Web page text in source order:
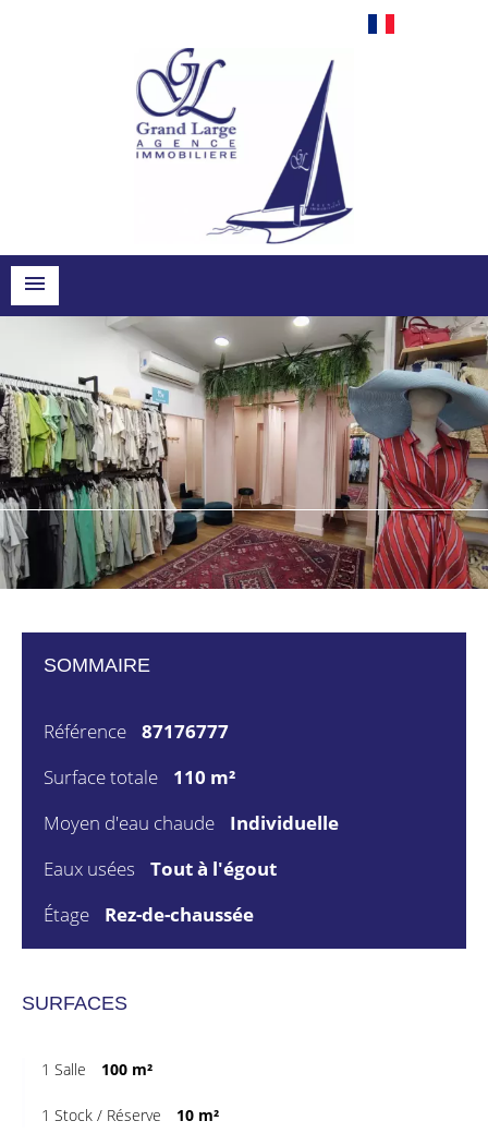
SOMMAIRE
Référence
87176777
Surface totale
110 m²
Moyen d'eau chaude
Individuelle
Eaux usées
Tout à l'égout
Étage
Rez-de-chaussée
SURFACES
1 Salle 100 m²
1 Stock / Réserve 10 m²